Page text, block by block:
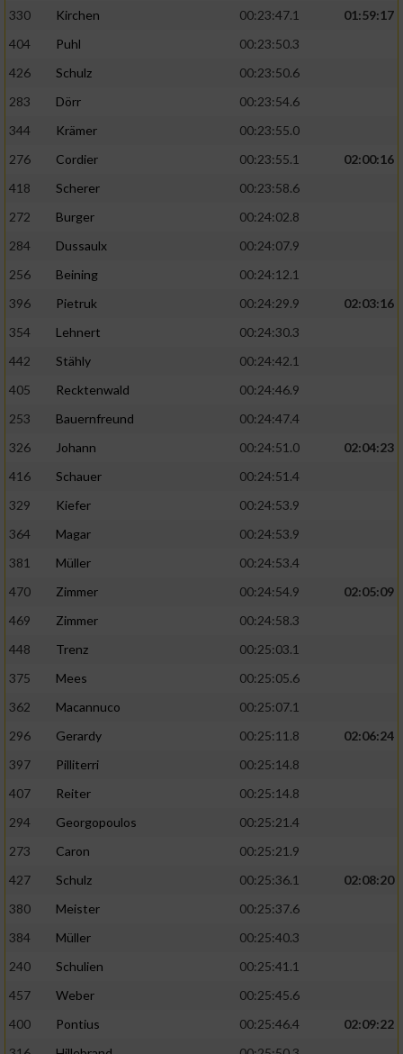
330
Kirchen 00:23:47.1
01:59:17
404
Puhl
00:23:50.3
426
Schulz
00:23:50.6
283
Dörr
00:23:54.6
344
Krämer
00:23:55.0
276
Cordier 00:23:55.1
02:00:16
418
Scherer
00:23:58.6
272
Burger
00:24:02.8
284
Dussaulx
00:24:07.9
256
Beining
00:24:12.1
396
Pietruk 00:24:29.9
02:03:16
354
Lehnert
00:24:30.3
442
Stähly
00:24:42.1
405
Recktenwald
00:24:46.9
253
Bauernfreund
00:24:47.4
326
Johann 00:24:51.0
02:04:23
416
Schauer
00:24:51.4
329
Kiefer
00:24:53.9
364
Magar
00:24:53.9
381
Müller
00:24:53.4
470
Zimmer 00:24:54.9
02:05:09
469
Zimmer
00:24:58.3
448
Trenz
00:25:03.1
375
Mees
00:25:05.6
362
Macannuco
00:25:07.1
296
Gerardy 00:25:11.8
02:06:24
397
Pilliterri
00:25:14.8
407
Reiter
00:25:14.8
294
Georgopoulos
00:25:21.4
273
Caron
00:25:21.9
427
Schulz 00:25:36.1
02:08:20
380
Meister
00:25:37.6
384
Müller
00:25:40.3
240
Schulien
00:25:41.1
457
Weber
00:25:45.6
400
Pontius 00:25:46.4
02:09:22